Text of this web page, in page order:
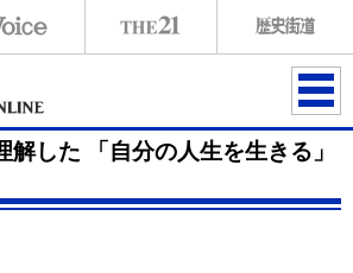
ME
NU
解した 「自分の人生を生きる」